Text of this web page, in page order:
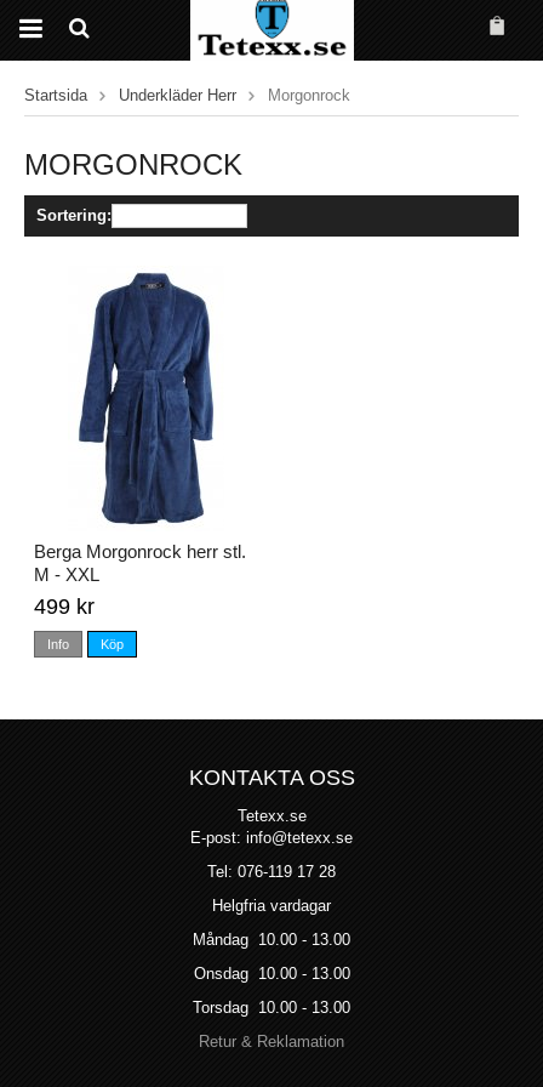
Startsida Underkläder Herr Morgonrock
MORGONROCK
Sortering:
Berga Morgonrock herr stl.
M - XXL
499 kr
Info Köp
KONTAKTA OSS
Tetexx.se
E-post: info@tetexx.se
Tel: 076-119 17 28
Helgfria vardagar
Måndag 10.00 - 13.00
Onsdag 10.00 - 13.00
Torsdag 10.00 - 13.00
Retur & Reklamation